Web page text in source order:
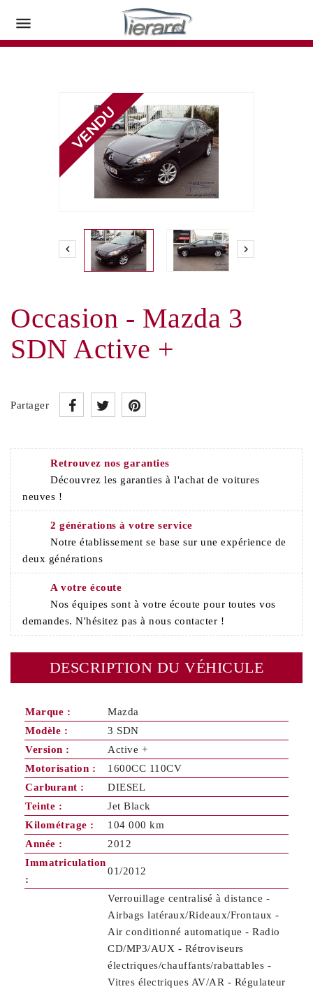

 
Occasion - Mazda 3
SDN Active +
Partager
Retrouvez nos garanties
Découvrez les garanties à l'achat de voitures
neuves !
2 générations à votre service
Notre établissement se base sur une expérience de
deux générations
A votre écoute
Nos équipes sont à votre écoute pour toutes vos
demandes. N'hésitez pas à nous contacter !
DESCRIPTION DU VÉHICULE
Marque :
Mazda
Modèle :
3 SDN
Version :
Active +
Motorisation :
1600CC 110CV
Carburant :
DIESEL
Teinte :
Jet Black
Kilométrage :
104 000 km
Année :
2012
Immatriculation
:
01/2012
Verrouillage centralisé à distance -
Airbags latéraux/Rideaux/Frontaux -
Air conditionné automatique - Radio
CD/MP3/AUX - Rétroviseurs
électriques/chauffants/rabattables -
Vitres électriques AV/AR - Régulateur